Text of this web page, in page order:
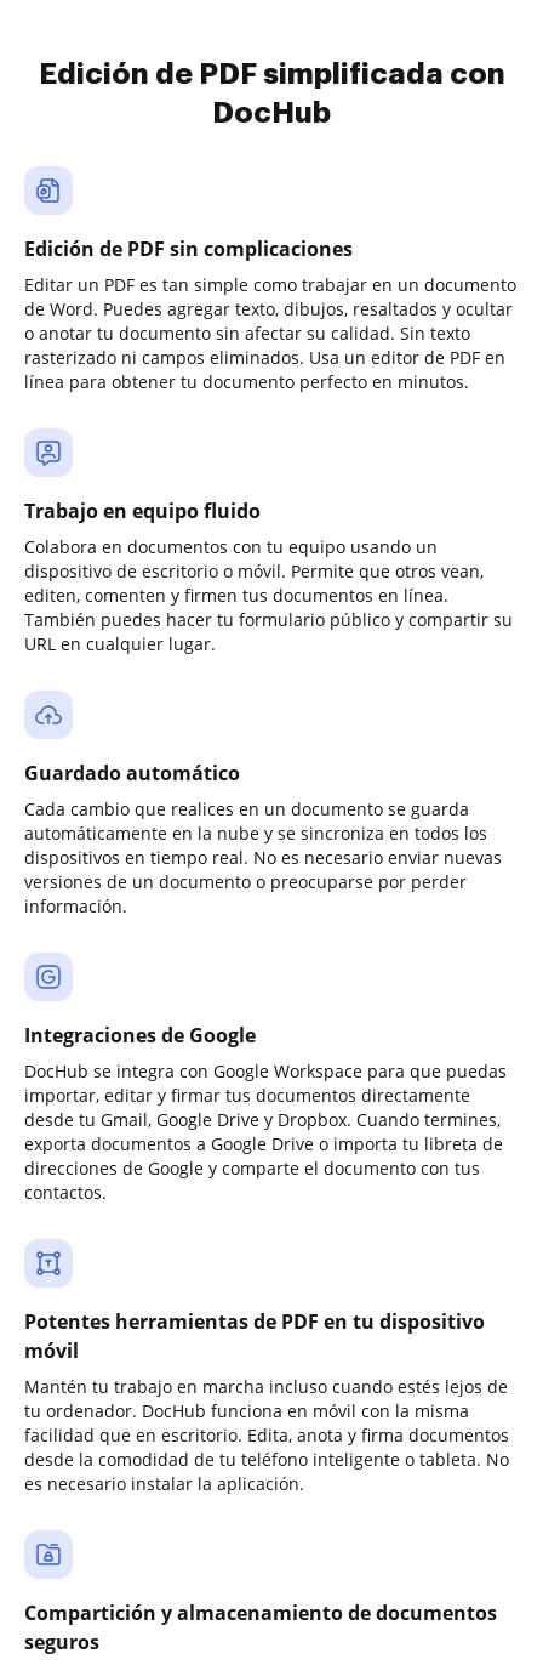
Edición de PDF simplificada con
DocHub
Edición de PDF sin complicaciones
Editar un PDF es tan simple como trabajar en un documento
de Word. Puedes agregar texto, dibujos, resaltados y ocultar
o anotar tu documento sin afectar su calidad. Sin texto
rasterizado ni campos eliminados. Usa un editor de PDF en
línea para obtener tu documento perfecto en minutos.
Trabajo en equipo fluido
Colabora en documentos con tu equipo usando un
dispositivo de escritorio o móvil. Permite que otros vean,
editen, comenten y firmen tus documentos en línea.
También puedes hacer tu formulario público y compartir su
URL en cualquier lugar.
Guardado automático
Cada cambio que realices en un documento se guarda
automáticamente en la nube y se sincroniza en todos los
dispositivos en tiempo real. No es necesario enviar nuevas
versiones de un documento o preocuparse por perder
información.
Integraciones de Google
DocHub se integra con Google Workspace para que puedas
importar, editar y firmar tus documentos directamente
desde tu Gmail, Google Drive y Dropbox. Cuando termines,
exporta documentos a Google Drive o importa tu libreta de
direcciones de Google y comparte el documento con tus
contactos.
Potentes herramientas de PDF en tu dispositivo
móvil
Mantén tu trabajo en marcha incluso cuando estés lejos de
tu ordenador. DocHub funciona en móvil con la misma
facilidad que en escritorio. Edita, anota y firma documentos
desde la comodidad de tu teléfono inteligente o tableta. No
es necesario instalar la aplicación.
Compartición y almacenamiento de documentos
seguros